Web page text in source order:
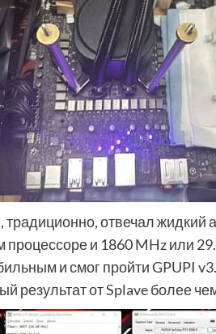
отвечал жидкий
процессоре и 1860 MHz или
и смог пройти GPUPI
результат от Splave более